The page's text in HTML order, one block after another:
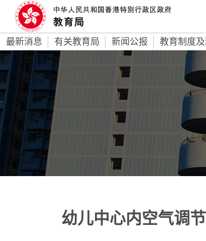
最新消息 有关教育局 新闻公报 教育制度
幼儿中心内空气调